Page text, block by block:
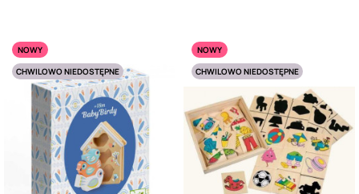
NOWY
CHWILOWO NIEDOSTĘPNE
NOWY
CHWILOWO NIEDOSTĘPNE